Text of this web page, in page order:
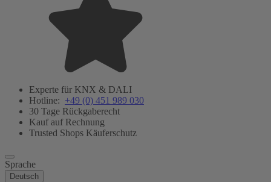
Experte für KNX & DALI
Hotline: +49 (0) 451 989 030
30 Tage Rückgaberecht
Kauf auf Rechnung
Trusted Shops Käuferschutz
Sprache
Deutsch